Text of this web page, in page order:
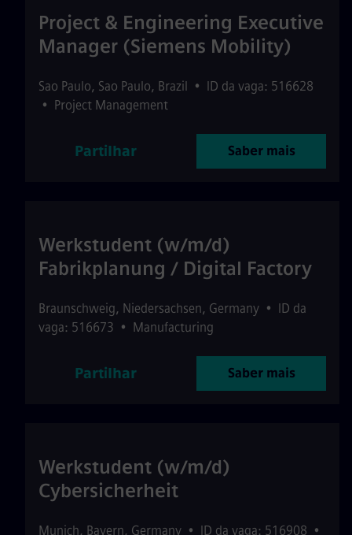
Project & Engineering Executive
Manager (Siemens Mobility)
Sao Paulo, Sao Paulo, Brazil • ID da vaga: 516628
• Project Management
Partilhar Saber mais
Werkstudent (w/m/d)
Fabrikplanung / Digital Factory
Braunschweig, Niedersachsen, Germany • ID da
vaga: 516673 • Manufacturing
Partilhar Saber mais
Werkstudent (w/m/d)
Cybersicherheit
Munich, Bayern, Germany • ID da vaga: 516908 •